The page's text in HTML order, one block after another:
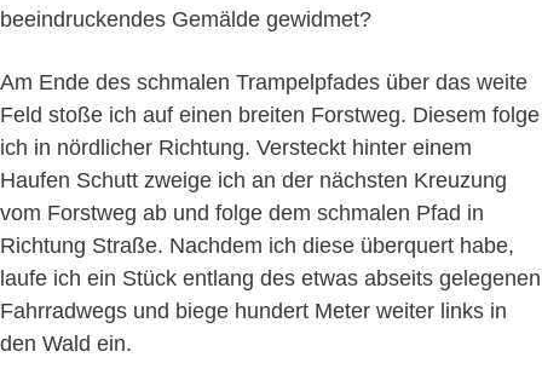
beeindruckendes Gemälde gewidmet?
Am Ende des schmalen Trampelpfades über das weite
Feld stoße ich auf einen breiten Forstweg. Diesem folge
ich in nördlicher Richtung. Versteckt hinter einem
Haufen Schutt zweige ich an der nächsten Kreuzung
vom Forstweg ab und folge dem schmalen Pfad in
Richtung Straße. Nachdem ich diese überquert habe,
laufe ich ein Stück entlang des etwas abseits gelegenen
Fahrradwegs und biege hundert Meter weiter links in
den Wald ein.